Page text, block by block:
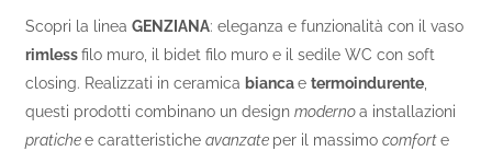
Scopri la linea GENZIANA: eleganza e funzionalità con il vaso
rimlessfilo muro, il bidet filo muro e il sedile WC con soft
closing. Realizzati in ceramica biancae termoindurente
questi prodotti combinano un design modernoa installazioni
pratichee caratteristiche avanzate per il massimo comforte